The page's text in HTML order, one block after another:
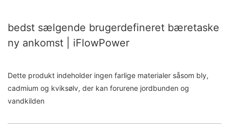
bedst sælgende brugerdefineret bæretaske
ny ankomst | iFlowPower
Dette produkt indeholder ingen farlige materialer såsom bly,
cadmium og kviksølv, der kan forurene jordbunden og
vandkilden